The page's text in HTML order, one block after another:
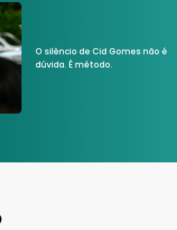
O silêncio de Cid Gomes não é
dúvida. É método.